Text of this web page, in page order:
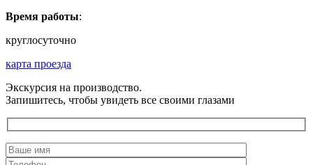
Время работы:
круглосуточно
карта проезда
Экскурсия на производство.
Запишитесь, чтобы увидеть все своими глазами